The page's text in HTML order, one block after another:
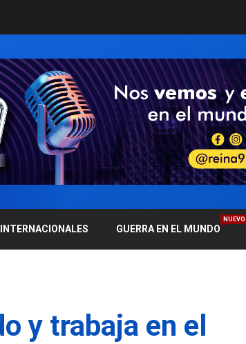
INTERNACIONALES GUERRA EN EL MUNDO
NUEVO
y trabaja en el